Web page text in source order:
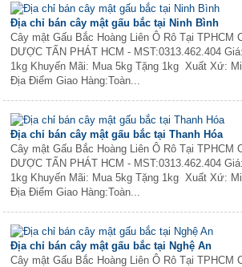
Địa chỉ bán cây mật gấu bắc tại Ninh Bình
Cây mật Gấu Bắc Hoàng Liên Ô Rô Tại TPHCM
DƯỢC TẤN PHÁT HCM - MST:0313.462.404
1kg Khuyến Mãi: Mua 5kg Tặng 1kg Xuất Xứ:
Địa Điểm Giao Hàng:Toàn...
Địa chỉ bán cây mật gấu bắc tại Thanh Hóa
Cây mật Gấu Bắc Hoàng Liên Ô Rô Tại TPHCM
DƯỢC TẤN PHÁT HCM - MST:0313.462.404
1kg Khuyến Mãi: Mua 5kg Tặng 1kg Xuất Xứ:
Địa Điểm Giao Hàng:Toàn...
Địa chỉ bán cây mật gấu bắc tại Nghệ An
Cây mật Gấu Bắc Hoàng Liên Ô Rô Tại TPHCM